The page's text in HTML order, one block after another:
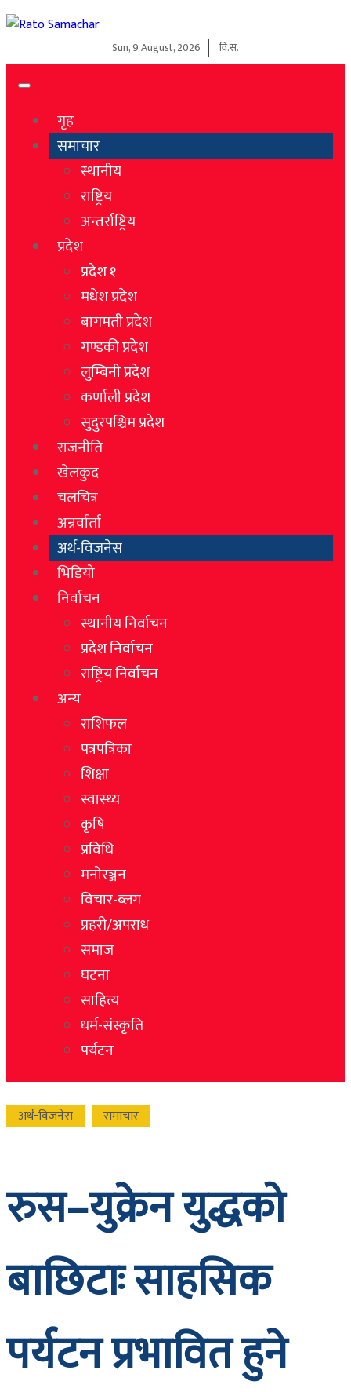
Sun, 9 August, 2026 वि.स.
गृह
समाचार
स्थानीय
राष्ट्रिय
अन्तर्राष्ट्रिय
प्रदेश
प्रदेश १
मधेश प्रदेश
बागमती प्रदेश
गण्डकी प्रदेश
लुम्बिनी प्रदेश
कर्णाली प्रदेश
सुदुरपश्चिम प्रदेश
राजनीति
खेलकुद
चलचित्र
अन्रर्वार्ता
अर्थ-विजनेस
भिडियो
निर्वाचन
स्थानीय निर्वाचन
प्रदेश निर्वाचन
राष्ट्रिय निर्वाचन
अन्य
राशिफल
पत्रपत्रिका
शिक्षा
स्वास्थ्य
कृषि
प्रविधि
मनोरञ्जन
विचार-ब्लग
प्रहरी/अपराध
समाज
घटना
साहित्य
धर्म-संस्कृति
पर्यटन
अर्थ-विजनेस समाचार
रुस–युक्रेन युद्धको
बाछिटाः साहसिक
पर्यटन प्रभावित हुने